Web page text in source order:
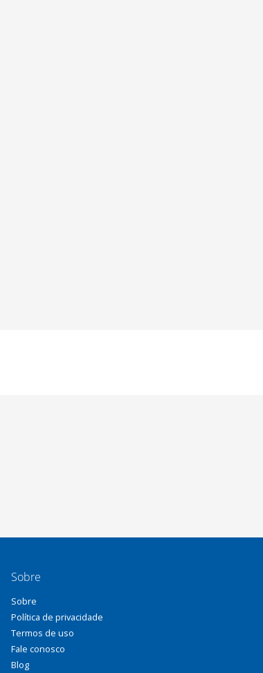
Sobre
Sobre
Política de privacidade
Termos de uso
Fale conosco
Blog